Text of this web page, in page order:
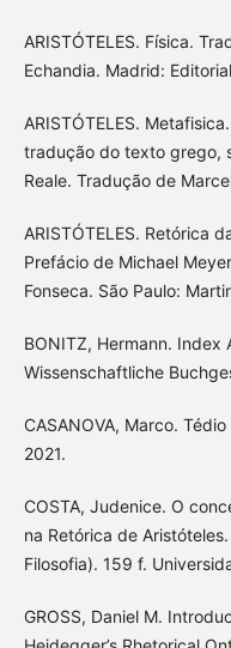
ARISTÓTELES. Física.
Echandia. Madrid:
ARISTÓTELES.
tradução do texto grego,
Reale. Tradução de
ARISTÓTELES. Retórica
Prefácio de Michael
Fonseca. São Paulo:
BONITZ, Hermann.
Wissenschaftliche
CASANOVA, Marco.
2021.
COSTA, Judenice. O
na Retórica de
Filosofia). 159 f.
GROSS, Daniel M.